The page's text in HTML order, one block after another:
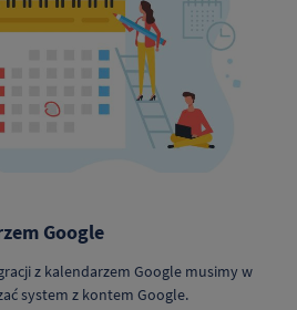
Google
z kalendarzem Google musimy w
system z kontem Google.